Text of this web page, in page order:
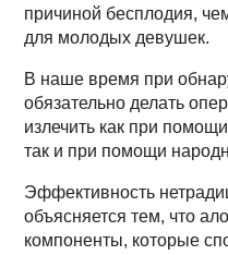
причиной бесплодия,
для молодых девушек.
В наше время при
обязательно делать
излечить как при
так и при помощи
Эффективность
объясняется тем, что
компоненты, которые